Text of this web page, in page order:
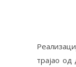
трајао